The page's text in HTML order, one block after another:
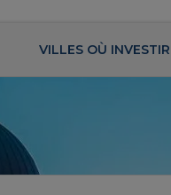
VILLES OÙ INVESTIR